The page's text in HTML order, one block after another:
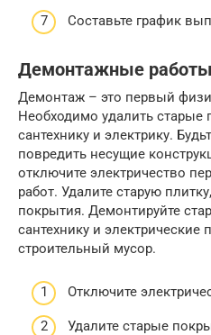
Составьте график
Демонтажные работы
Демонтаж – это первый
Необходимо удалить старые
сантехнику и электрику.
повредить несущие
отключите электричество
работ. Удалите старую
покрытия. Демонтируйте
сантехнику и
строительный мусор.
Отключите
Удалите старые